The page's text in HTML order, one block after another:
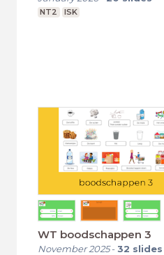
NT2 ISK
WT boodschappen 3
November 2025-32 slides